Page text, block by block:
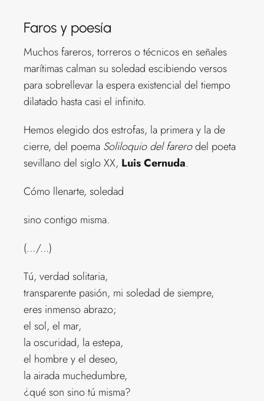
Faros y poesía
Muchos fareros, torreros o técnicos en señales
marítimas calman su soledad escibiendo versos
para sobrellevar la espera existencial del tiempo
dilatado hasta casi el infinito.
Hemos elegido dos estrofas, la primera y la de
cierre, del poema Soliloquio del farerodel poeta
sevillano del siglo XX, Luis Cernuda.
Cómo llenarte, soledad
sino contigo misma.
(…/...)
Tú, verdad solitaria,
transparente pasión, mi soledad de siempre,
eres inmenso abrazo;
el sol, el mar,
la oscuridad, la estepa,
el hombre y el deseo,
la airada muchedumbre,
¿qué son sino tú misma?